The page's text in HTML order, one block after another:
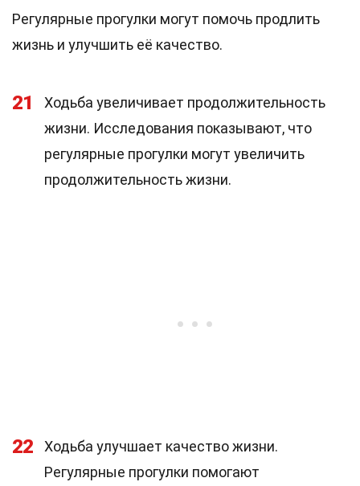
Регулярные прогулки могут помочь продлить
жизнь и улучшить её качество.
21
Ходьба увеличивает продолжительность
жизни. Исследования показывают, что
регулярные прогулки могут увеличить
продолжительность жизни.
22
Ходьба улучшает качество жизни.
Регулярные прогулки помогают